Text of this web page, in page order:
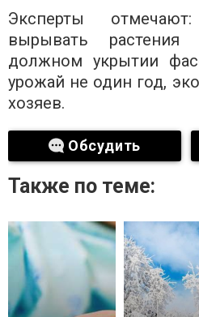
Эксперты
вырывать
должном укрытии
урожай не один год,
хозяев.
Обсудить
Также по теме: